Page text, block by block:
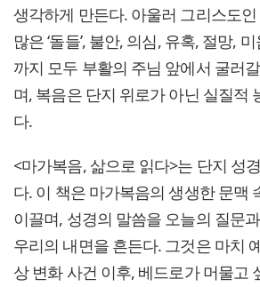
생각하게 만든다. 아울러 그리스도
많은 ‘돌들’, 불안, 의심, 유혹, 절망,
까지 모두 부활의 주님 앞에서 굴러
며, 복음은 단지 위로가 아닌 실질적
다.
<마가복음, 삶으로 읽다>는 단지 성
다. 이 책은 마가복음의 생생한 문맥
이끌며, 성경의 말씀을 오늘의 질문
우리의 내면을 흔든다. 그것은 마치
상 변화 사건 이후, 베드로가 머물고